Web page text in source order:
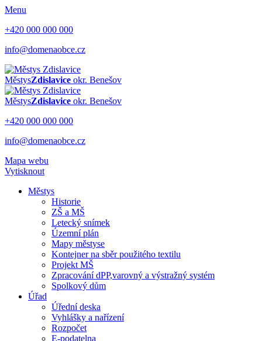
Menu
+420 000 000 000
info@domenaobce.cz
MěstysZdislavice okr. Benešov
MěstysZdislavice okr. Benešov
+420 000 000 000
info@domenaobce.cz
Mapa webu
Vytisknout
Městys
Historie
ZŠ a MŠ
Letecký snímek
Územní plán
Mapy městyse
Kontejner na sběr použitého textilu
Projekt MŠ
Zpracování dPP,varovný a výstražný systém
Spolkový dům
Úřad
Úřední deska
Vyhlášky a nařízení
Rozpočet
E-podatelna